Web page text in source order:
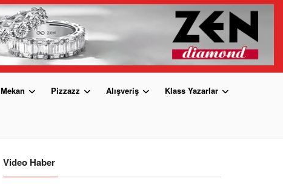
Mekan Pizzazz Alışveriş Klass Yazarlar
Video Haber